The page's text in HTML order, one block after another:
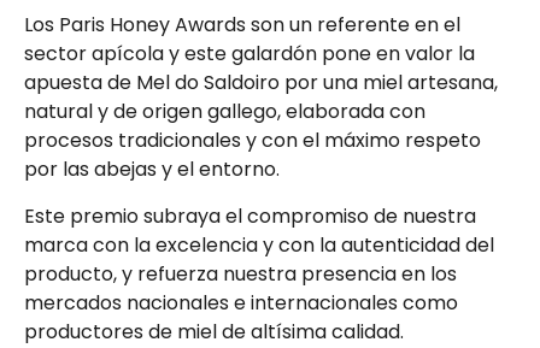
Los Paris Honey Awards son un referente en el
sector apícola y este galardón pone en valor la
apuesta de Mel do Saldoiro por una miel artesana,
natural y de origen gallego, elaborada con
procesos tradicionales y con el máximo respeto
por las abejas y el entorno.
Este premio subraya el compromiso de nuestra
marca con la excelencia y con la autenticidad del
producto, y refuerza nuestra presencia en los
mercados nacionales e internacionales como
productores de miel de altísima calidad.